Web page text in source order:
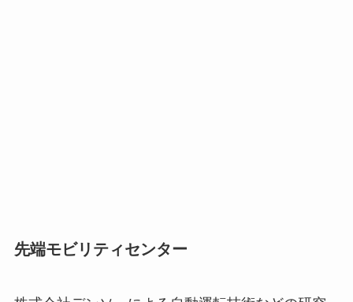
先端モビリティセンター